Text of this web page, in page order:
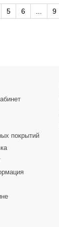
5 6 9
покрытий